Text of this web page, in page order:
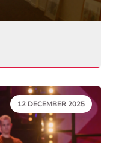
DATUM:
12 DECEMBER 2025